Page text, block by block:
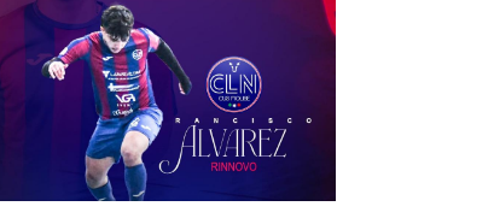
#futsalmercato, l'ambiziosa Futura
rompe gli indugi: tra i papabili
Sylvio Rocha